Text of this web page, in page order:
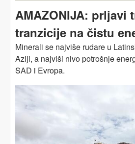
AMAZONIJA: prljavi
tranzicije na čistu
Minerali se najviše rudare u
Aziji, a najviši nivo potrošnje
SAD i Evropa.